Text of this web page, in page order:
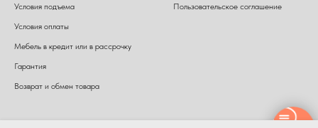
Условия подъема
Условия оплаты
Мебель в кредит или в рассрочку
Гарантия
Возврат и обмен товара
Пользовательское соглашение